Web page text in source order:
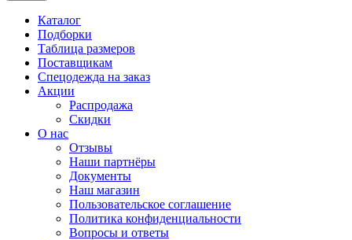
Каталог
Подборки
Таблица размеров
Поставщикам
Спецодежда на заказ
Акции
Распродажа
Скидки
О нас
Отзывы
Наши партнёры
Документы
Наш магазин
Пользовательское соглашение
Политика конфиденциальности
Вопросы и ответы